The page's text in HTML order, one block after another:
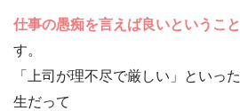
仕事の愚痴を言えば良いというこ
す。
「上司が理不尽で厳しい」といっ
生だって